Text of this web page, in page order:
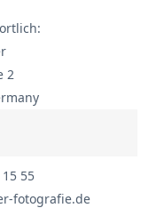
2
55
fotografie.de